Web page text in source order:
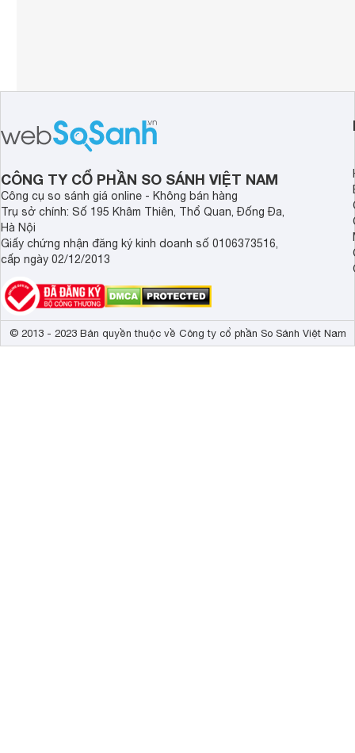
CÔNG TY CỔ PHẦN SO SÁNH VIỆT NAM
Công cụ so sánh giá online - Không bán hàng
Trụ sở chính: Số 195 Khâm Thiên, Thổ Quan, Đống Đa,
Hà Nội
Giấy chứng nhận đăng ký kinh doanh số 0106373516,
cấp ngày 02/12/2013
© 2013 - 2023 Bản quyền thuộc về Công ty cổ phần So Sánh Việt Nam